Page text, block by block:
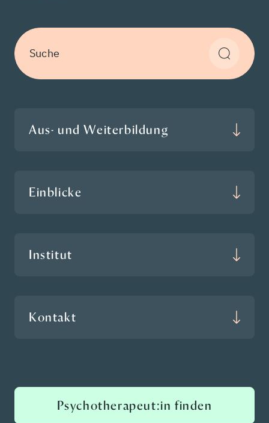
Suche
Aus- und Weiterbildung
Einblicke
Institut
Kontakt
Psychotherapeut:in finden